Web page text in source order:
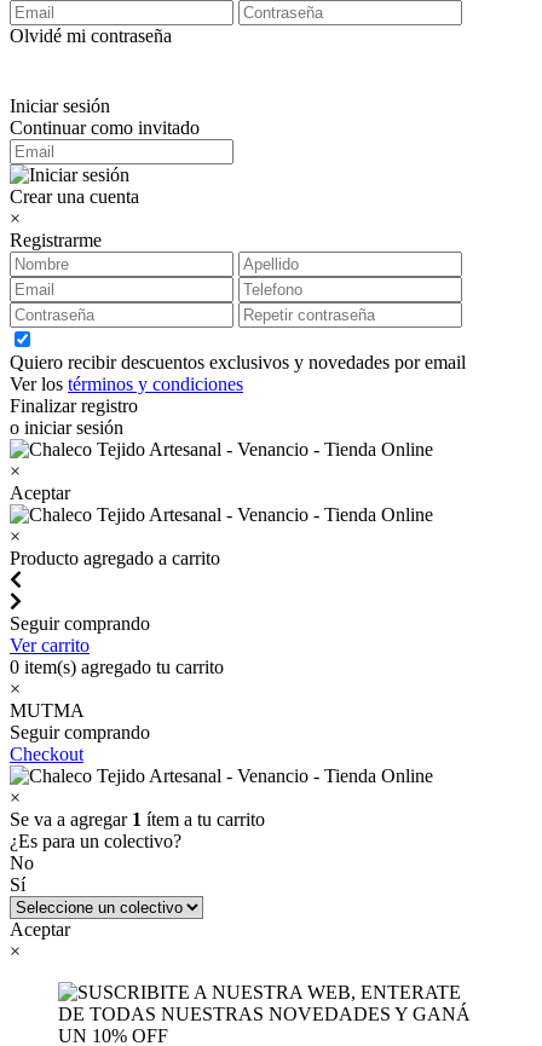
Olvidé mi contraseña
Iniciar sesión
Continuar como invitado
Crear una cuenta
×
Registrarme
Quiero recibir descuentos exclusivos y novedades por email
Ver los términos y condiciones
Finalizar registro
o iniciar sesión
×
Aceptar
×
Producto agregado a carrito
Seguir comprando
Ver carrito
0 item(s) agregado tu carrito
×
MUTMA
Seguir comprando
Checkout
×
Se va a agregar 1 ítem a tu carrito
¿Es para un colectivo?
No
Sí
Aceptar
×